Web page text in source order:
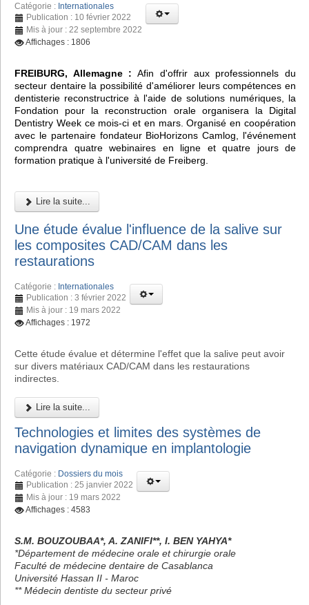
Catégorie : Internationales
Publication : 10 février 2022
Mis à jour : 22 septembre 2022
Affichages : 1806
FREIBURG, Allemagne : Afin d'offrir aux professionnels du
secteur dentaire la possibilité d'améliorer leurs compétences en
dentisterie reconstructrice à l'aide de solutions numériques, la
Fondation pour la reconstruction orale organisera la Digital
Dentistry Week ce mois-ci et en mars. Organisé en coopération
avec le partenaire fondateur BioHorizons Camlog, l'événement
comprendra quatre webinaires en ligne et quatre jours de
formation pratique à l'université de Freiberg.
Lire la suite...
Une étude évalue l'influence de la salive sur
les composites CAD/CAM dans les
restaurations
Catégorie : Internationales
Publication : 3 février 2022
Mis à jour : 19 mars 2022
Affichages : 1972
Cette étude évalue et détermine l'effet que la salive peut avoir
sur divers matériaux CAD/CAM dans les restaurations
indirectes.
Lire la suite...
Technologies et limites des systèmes de
navigation dynamique en implantologie
Catégorie : Dossiers du mois
Publication : 25 janvier 2022
Mis à jour : 19 mars 2022
Affichages : 4583
S.M. BOUZOUBAA*, A. ZANIFI**, I. BEN YAHYA*
*Département de médecine orale et chirurgie orale
Faculté de médecine dentaire de Casablanca
Université Hassan II - Maroc
** Médecin dentiste du secteur privé